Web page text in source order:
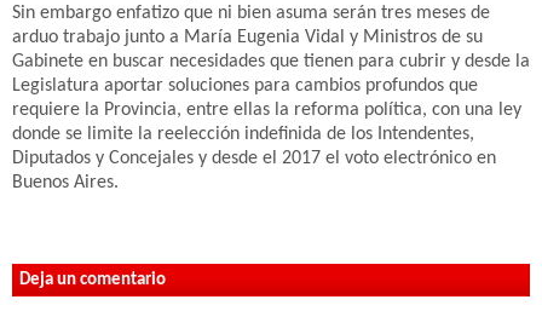
Sin embargo enfatizo que ni bien asuma serán tres meses de
arduo trabajo junto a María Eugenia Vidal y Ministros de su
Gabinete en buscar necesidades que tienen para cubrir y desde la
Legislatura aportar soluciones para cambios profundos que
requiere la Provincia, entre ellas la reforma política, con una ley
donde se limite la reelección indefinida de los Intendentes,
Diputados y Concejales y desde el 2017 el voto electrónico en
Buenos Aires.
Deja un comentario